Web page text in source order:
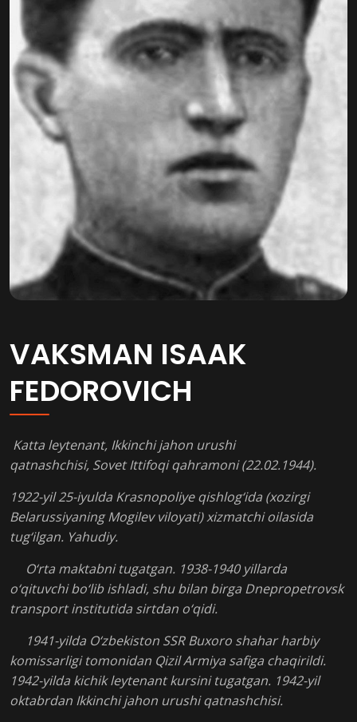
VAKSMAN ISAAK
FEDOROVICH
Katta leytenant, Ikkinchi jahon urushi
qatnashchisi, Sovet Ittifoqi qahramoni (22.02.1944).
1922-yil 25-iyulda Krasnopoliye qishlog‘ida (xozirgi
Belarussiyaning Mogilev viloyati) xizmatchi oilasida
tug‘ilgan. Yahudiy.
O‘rta maktabni tugatgan. 1938-1940 yillarda
o‘qituvchi bo‘lib ishladi, shu bilan birga Dnepropetrovsk
transport institutida sirtdan o‘qidi.
1941-yilda O‘zbekiston SSR Buxoro shahar harbiy
komissarligi tomonidan Qizil Armiya safiga chaqirildi.
1942-yilda kichik leytenant kursini tugatgan. 1942-yil
oktabrdan Ikkinchi jahon urushi qatnashchisi.